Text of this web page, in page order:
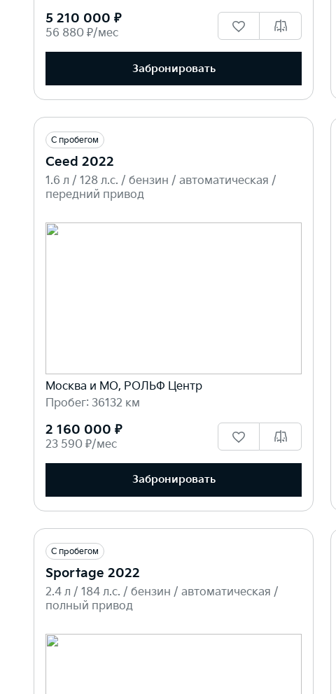
5 210 000 ₽
56 880 ₽/мес
Забронировать
С пробегом
Ceed 2022
1.6 л / 128 л.c. / бензин / автоматическая /
передний привод
Москва и МО, РОЛЬФ Центр
Пробег: 36132 км
2 160 000 ₽
23 590 ₽/мес
Забронировать
С пробегом
Sportage 2022
2.4 л / 184 л.c. / бензин / автоматическая /
полный привод